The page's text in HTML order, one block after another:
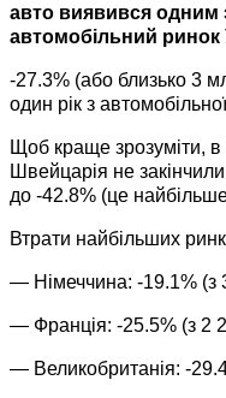
авто виявився одним
автомобільний ринок
-27.3% (або близько 3
один рік з
Щоб краще зрозуміти, в
Швейцарія не
до -42.8% (це
Втрати найбільших
— Німеччина: -19.1% (з
— Франція: -25.5% (з 2
— Великобританія: -